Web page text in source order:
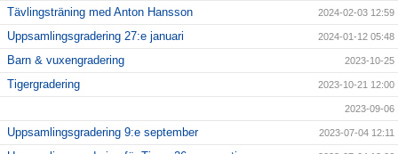
Tävlingsträning med Anton Hansson 2024-02-03 12:59
Uppsamlingsgradering 27:e januari 2024-01-12 05:48
Barn & vuxengradering 2023-10-25
Tigergradering 2023-10-21 12:00
2023-09-06
Uppsamlingsgradering 9:e september 2023-07-04 12:11